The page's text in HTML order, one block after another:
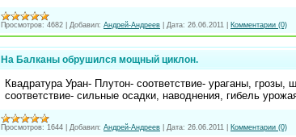
Просмотров: 4682 Добавил: Андрей-Андреев Дата: 26.06.2011 Комментарии (0)
На Балканы обрушился мощный циклон.
Квадратура Уран- Плутон- соответствие- ураганы,
соответствие- сильные осадки, наводнения, гибель
Просмотров: 1644 Добавил: Андрей-Андреев Дата: 26.06.2011 Комментарии (0)